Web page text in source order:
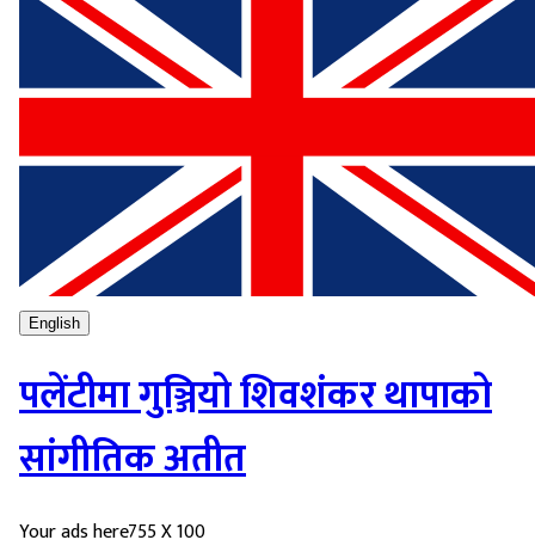
English
पलेंटीमा गुञ्जियो शिवशंकर थापाको
सांगीतिक अतीत
Your ads here755 X 100